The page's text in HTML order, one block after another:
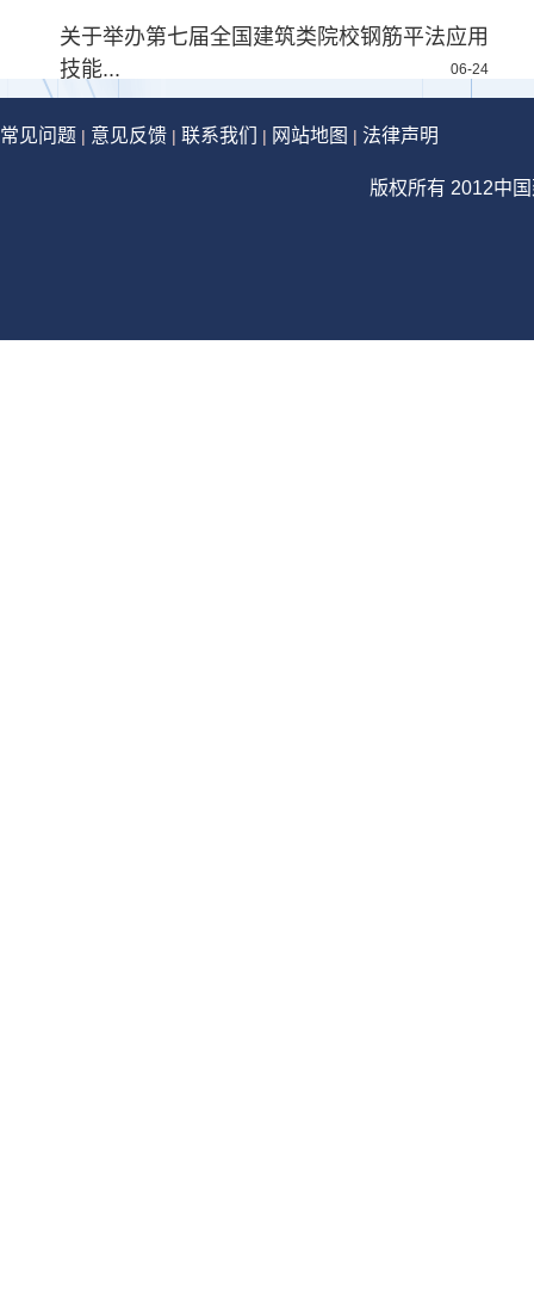
关于举办第七届全国建筑类院校钢筋平法应用
技能...
06-24
常见问题 | 意见反馈 | 联系我们 | 网站地图 | 法律声明
版权所有 2012中